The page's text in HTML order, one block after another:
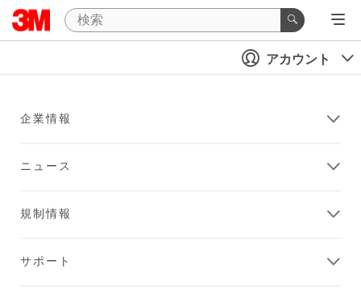
アカウント
企業情報
ニュース
規制情報
サポート